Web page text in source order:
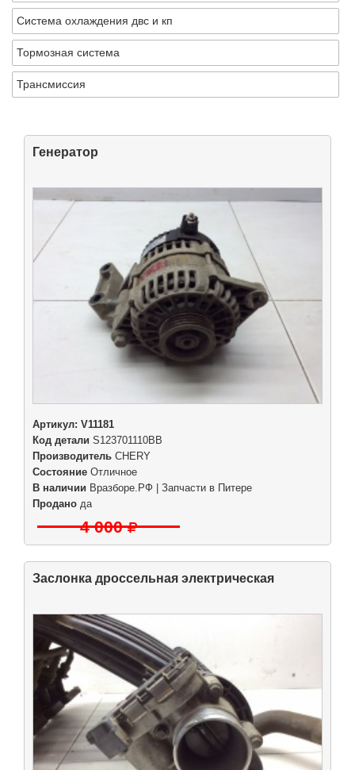
Система охлаждения двс и кп
Тормозная система
Трансмиссия
Генератор
Артикул: V11181
Код детали S123701110BB
Производитель CHERY
Состояние Отличное
В наличии Вразборе.РФ | Запчасти в Питере
Продано да
4 000
Заслонка дроссельная электрическая